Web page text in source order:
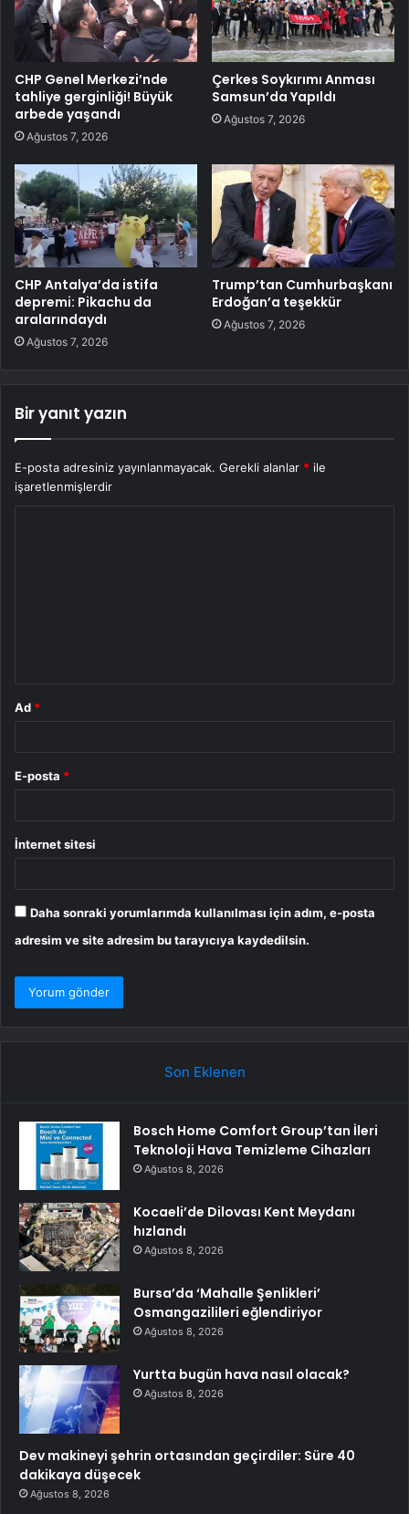
CHP Genel Merkezi’nde
tahliye gerginliği! Büyük
arbede yaşandı
Ağustos 7, 2026
Çerkes Soykırımı Anması
Samsun’da Yapıldı
Ağustos 7, 2026
CHP Antalya’da istifa
depremi: Pikachu da
aralarındaydı
Ağustos 7, 2026
Trump’tan Cumhurbaşkanı
Erdoğan’a teşekkür
Ağustos 7, 2026
Bir yanıt yazın
E-posta adresiniz yayınlanmayacak. Gerekli alanlar * ile
işaretlenmişlerdir
Ad *
E-posta *
İnternet sitesi
Daha sonraki yorumlarımda kullanılması için adım, e-posta
adresim ve site adresim bu tarayıcıya kaydedilsin.
Son Eklenen
Bosch Home Comfort Group’tan İleri
Teknoloji Hava Temizleme Cihazları
Ağustos 8, 2026
Kocaeli’de Dilovası Kent Meydanı
hızlandı
Ağustos 8, 2026
Bursa’da ‘Mahalle Şenlikleri’
Osmangazilileri eğlendiriyor
Ağustos 8, 2026
Yurtta bugün hava nasıl olacak?
Ağustos 8, 2026
Dev makineyi şehrin ortasından geçirdiler: Süre 40
dakikaya düşecek
Ağustos 8, 2026